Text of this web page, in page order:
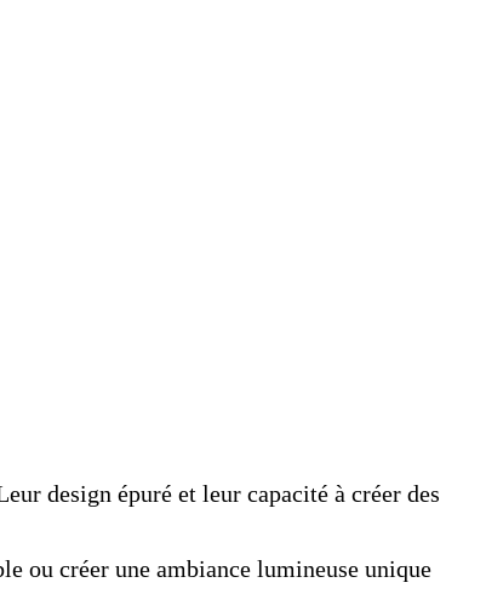
design épuré et leur capacité à créer des
ou créer une ambiance lumineuse unique